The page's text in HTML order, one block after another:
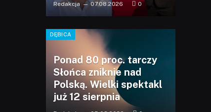
Redakcja 07.08.2026 0
DĘBICA
Ponad 80 proc. tarczy
Słońca zniknie nad
Polską. Wielki spektakl
już 12 sierpnia